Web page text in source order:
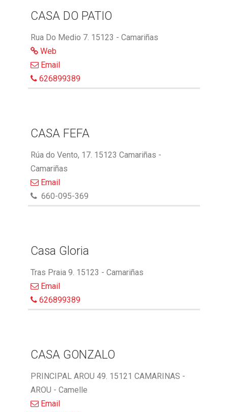
CASA DO PATIO
Rua Do Medio 7. 15123 - Camariñas
Web
Email
626899389
CASA FEFA
Rúa do Vento, 17. 15123 Camariñas -
Camariñas
Email
660-095-369
Casa Gloria
Tras Praia 9. 15123 - Camariñas
Email
626899389
CASA GONZALO
PRINCIPAL AROU 49. 15121 CAMARINAS -
AROU - Camelle
Email